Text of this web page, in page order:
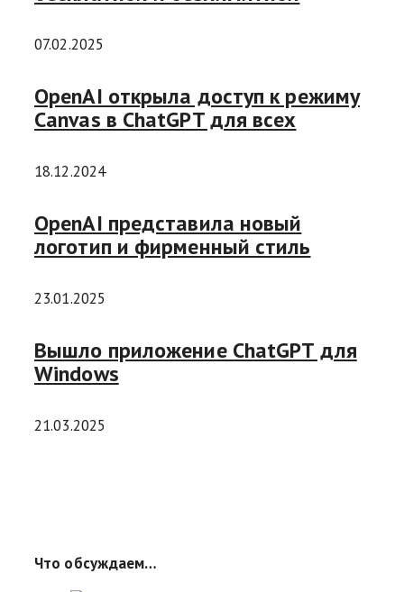
07.02.2025
OpenAI открыла доступ к режиму
Canvas в ChatGPT для всех
18.12.2024
OpenAI представила новый
логотип и фирменный стиль
23.01.2025
Вышло приложение ChatGPT для
Windows
21.03.2025
Что обсуждаем…